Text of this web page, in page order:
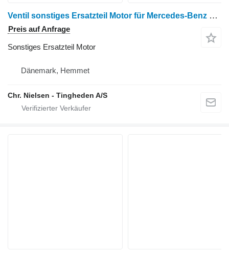
Ventil sonstiges Ersatzteil Motor für Mercedes-Benz OM352 Getreideernter
Preis auf Anfrage
Sonstiges Ersatzteil Motor
Dänemark, Hemmet
Chr. Nielsen - Tingheden A/S